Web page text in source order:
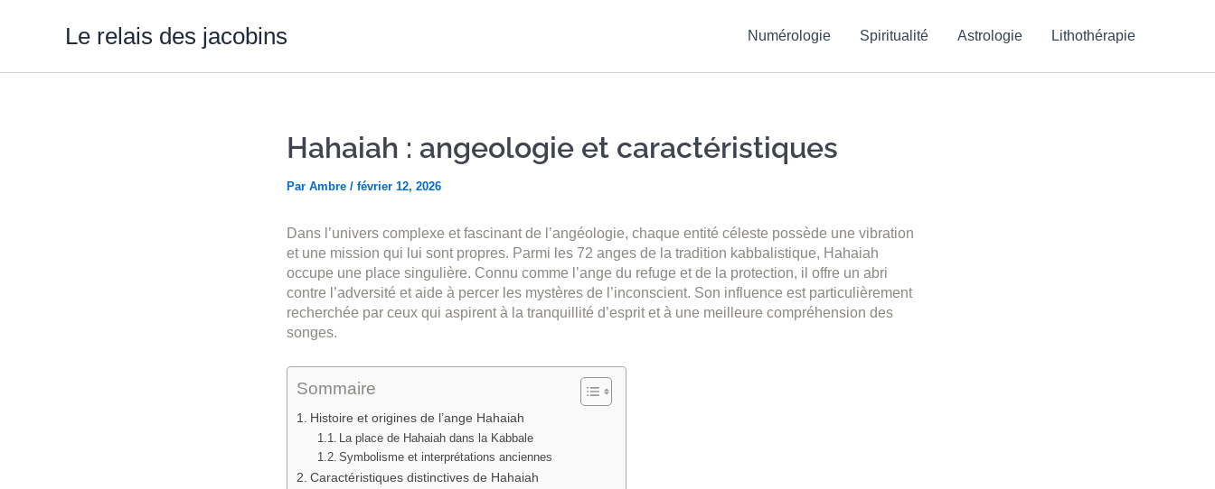
Le relais des jacobins Numérologie Spiritualité Astrologie Lithothérapie
Hahaiah : angeologie et caractéristiques
Par Ambre / février 12, 2026
Dans l’univers complexe et fascinant de l’angéologie, chaque entité céleste possède une vibration
et une mission qui lui sont propres. Parmi les 72 anges de la tradition kabbalistique, Hahaiah
occupe une place singulière. Connu comme l’ange du refuge et de la protection, il offre un abri
contre l’adversité et aide à percer les mystères de l’inconscient. Son influence est particulièrement
recherchée par ceux qui aspirent à la tranquillité d’esprit et à une meilleure compréhension des
songes.
Sommaire
Histoire et origines de l’ange Hahaiah
La place de Hahaiah dans la Kabbale
Symbolisme et interprétations anciennes
Caractéristiques distinctives de Hahaiah